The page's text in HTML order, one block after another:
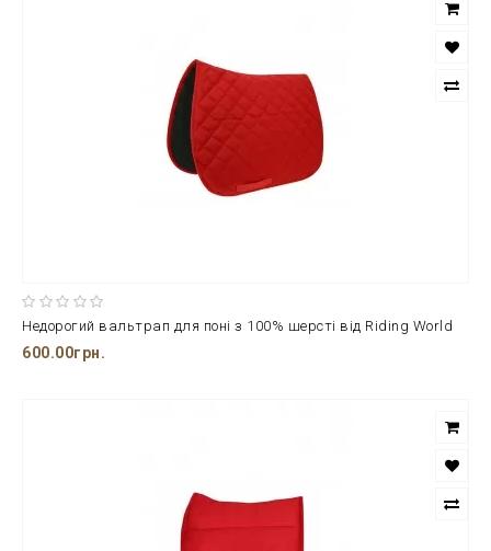
Недорогий вальтрап для поні з 100% шерсті від Riding World
600.00грн.